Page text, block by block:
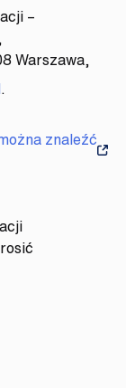
–
Warszawa,
.
znaleźć